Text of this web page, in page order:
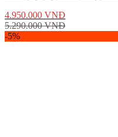
4.950.000 VNĐ
5.290.000VNĐ
-5%